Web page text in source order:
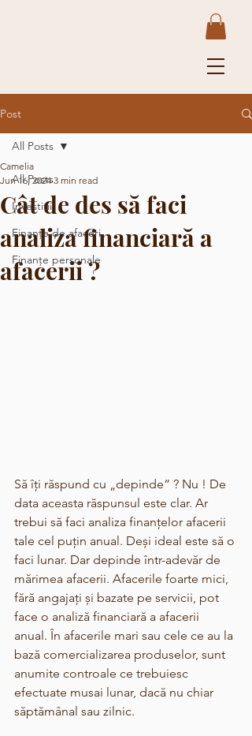
Post
All Posts
Investiții
Finanțe de afaceri
Finanțe personale
All Posts
Cât de des să faci
analiza financiară a
afacerii ?
Camelia
Jun 16, 2024 3 min read
Să îți răspund cu „depinde” ? Nu ! De
data aceasta răspunsul este clar. Ar
trebui să faci analiza finanțelor afacerii
tale cel puțin anual. Deși ideal este să o
faci lunar. Dar depinde într-adevăr de
mărimea afacerii. Afacerile foarte mici,
fără angajați și bazate pe servicii, pot
face o analiză financiară a afacerii
anual. În afacerile mari sau cele ce au la
bază comercializarea produselor, sunt
anumite controale ce trebuiesc
efectuate musai lunar, dacă nu chiar
săptămânal sau zilnic.